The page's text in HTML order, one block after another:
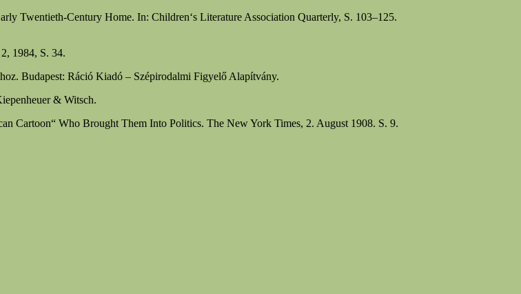
Twentieth-Century Home. In: Children‘s Literature Association Quarterly, S. 103–125.
1984, S. 34.
Budapest: Ráció Kiadó – Szépirodalmi Figyelő Alapítvány.
& Witsch.
Cartoon“ Who Brought Them Into Politics. The New York Times, 2. August 1908. S. 9.